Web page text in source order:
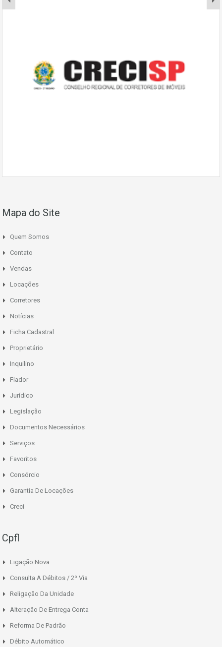
Mapa do Site
Quem Somos
Contato
Vendas
Locações
Corretores
Notícias
Ficha Cadastral
Proprietário
Inquilino
Fiador
Jurídico
Legislação
Documentos Necessários
Serviços
Favoritos
Consórcio
Garantia De Locações
Creci
Cpfl
Ligação Nova
Consulta A Débitos / 2º Via
Religação Da Unidade
Alteração De Entrega Conta
Reforma De Padrão
Débito Automático